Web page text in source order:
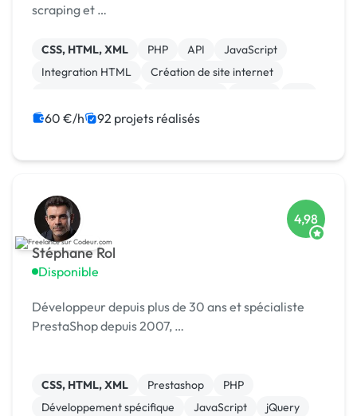
scraping et …
CSS, HTML, XML PHP API
JavaScript
Integration HTML
Création de site internet
60 €/h 92 projets réalisés
Stéphane Rol
Disponible
4,98
Développeur depuis plus de 30 ans et spécialiste
PrestaShop depuis 2007, …
CSS, HTML, XML Prestashop
PHP
Développement spécifique
JavaScript
jQuery